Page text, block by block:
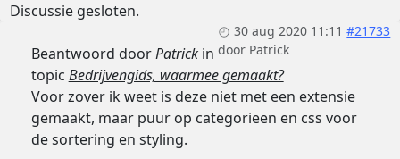
Discussie gesloten.
30 aug 2020 11:11 #21733
door Patrick
Beantwoord doorPatrickin
topic Bedrijvengids, waarmee gemaakt?
Voor zover ik weet is deze niet met een extensie
gemaakt, maar puur op categorieen en css voor
de sortering en styling.